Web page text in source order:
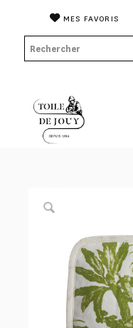
MES FAVORIS